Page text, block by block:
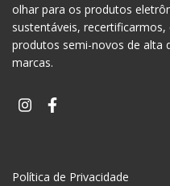
olhar para os produtos
sustentáveis,
produtos semi-novos de alta
marcas.
Política de Privacidade